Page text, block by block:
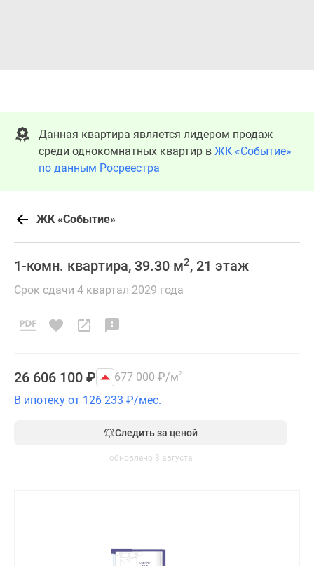
Данная квартира является лидером продаж
среди однокомнатных квартир в ЖК «Событие»
по данным Росреестра
ЖК «Событие»
1-комн. квартира, 39.30 м2, 21 этаж
Срок сдачи 4 квартал 2029 года
26 606 100 ₽ 677 000 ₽/м2
В ипотеку от 126 233 ₽/мес.
Следить за ценой
обновлено 8 августа